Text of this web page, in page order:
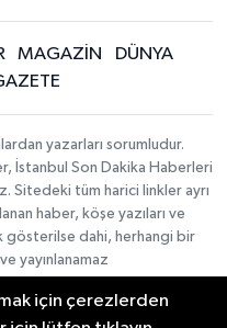
MAGAZİN
DÜNYA
yazarları sorumludur.
İstanbul Son Dakika Haberleri
Sitedeki tüm harici linkler ayrı
haber, köşe yazıları ve
gösterilse dahi, herhangi bir
yayınlanamaz
için çerezlerden